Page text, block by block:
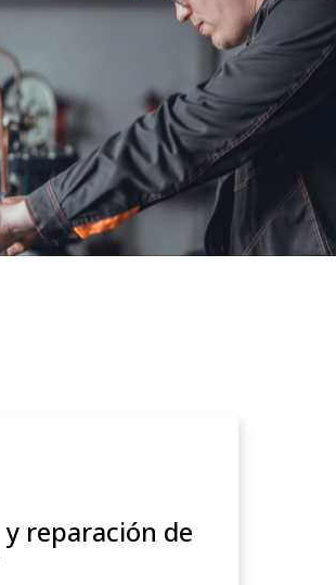
reparación de